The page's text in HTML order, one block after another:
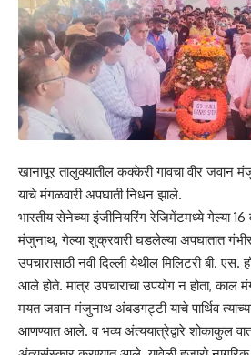
खानापूर तालुक्यातील कक्केरी गावचा वीर
याचे मंगळवारी अपघाती निधन झाले.
भारतीय सेनेच्या इंजीनियरिंग रेजिमेंटमध्ये गेल्या 16
मंजुनाथ, गेल्या शुक्रवारी घडलेल्या अपघातात
उपचारासाठी नवी दिल्ली येथील मिलिटरी बी.
आले होते. मात्र उपचाराचा उपयोग न होता, काल
मयत जवान मंजुनाथ अंबडगट्टी याचे पार्थिव
आणण्यात आले. व भव्य अंत्ययात्रेद्वारे शोकाकुल